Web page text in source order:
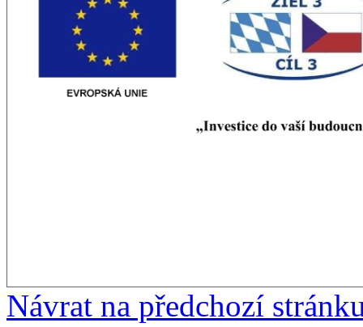
Návrat na předchozí